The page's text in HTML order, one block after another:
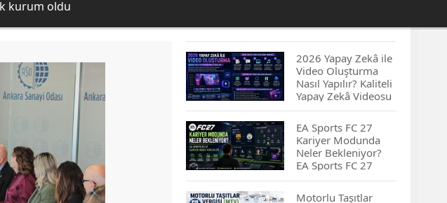
kurum oldu
2026 Yapay Zekâ ile
Video Oluşturma
Nasıl Yapılır? Kaliteli
Yapay Zekâ Videosu
Hazırlamanın
İpuçları...
EA Sports FC 27
Kariyer Modunda
Neler Bekleniyor?
EA Sports FC 27
Kariyer Modu
Yenilikleri…
Motorlu Taşıtlar